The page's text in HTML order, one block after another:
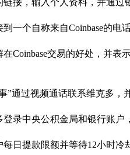
接，输入个人资料，并通过
一个自称来自Coinbase的电
Coinbase交易的好处，并表
”通过视频通话联系维克多，
录中央公积金局和银行账户
日提款限额并等待12小时冷